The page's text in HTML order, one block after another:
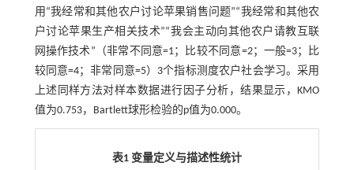
用“我经常和其他农户讨论苹果销售问题”“我经常和其他农
户讨论苹果生产相关技术”“我会主动向其他农户请教互联
网操作技术”（非常不同意=1；比较不同意=2；一般=3；比
较同意=4；非常同意=5）3个指标测度农户社会学习。采用
上述同样方法对样本数据进行因子分析，结果显示，KMO
值为0.753，Bartlett球形检验的p值为0.000。
表1 变量定义与描述性统计